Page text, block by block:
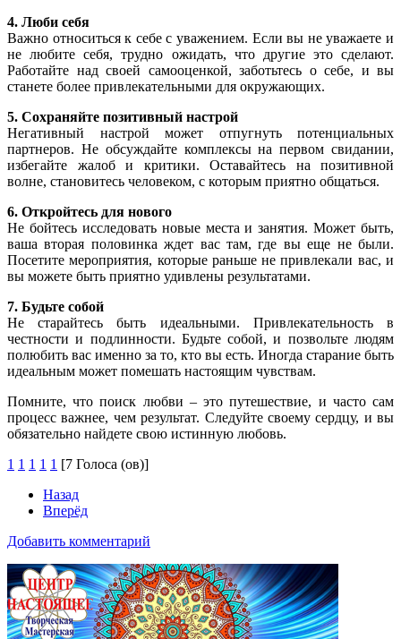
4. Люби себя
Важно относиться к себе с уважением. Если вы не уважаете и
не любите себя, трудно ожидать, что другие это сделают.
Работайте над своей самооценкой, заботьтесь о себе, и вы
станете более привлекательными для окружающих.
5. Сохраняйте позитивный настрой
Негативный настрой может отпугнуть потенциальных
партнеров. Не обсуждайте комплексы на первом свидании,
избегайте жалоб и критики. Оставайтесь на позитивной
волне, становитесь человеком, с которым приятно общаться.
6. Откройтесь для нового
Не бойтесь исследовать новые места и занятия. Может быть,
ваша вторая половинка ждет вас там, где вы еще не были.
Посетите мероприятия, которые раньше не привлекали вас, и
вы можете быть приятно удивлены результатами.
7. Будьте собой
Не старайтесь быть идеальными. Привлекательность в
честности и подлинности. Будьте собой, и позвольте людям
полюбить вас именно за то, кто вы есть. Иногда старание быть
идеальным может помешать настоящим чувствам.
Помните, что поиск любви – это путешествие, и часто сам
процесс важнее, чем результат. Следуйте своему сердцу, и вы
обязательно найдете свою истинную любовь.
1 1 1 1 1 [7 Голоса (ов)]
Назад
Вперёд
Добавить комментарий